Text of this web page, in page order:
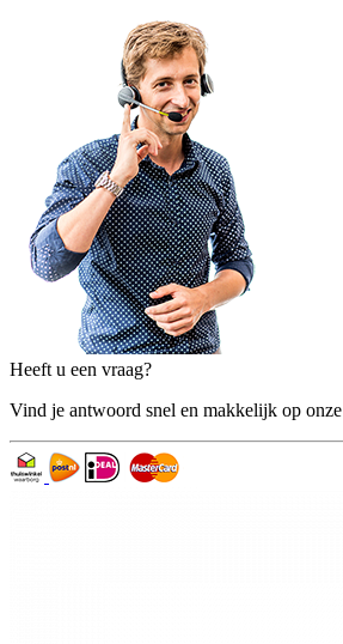
Heeft u een vraag?
Vind je antwoord snel en makkelijk op onze